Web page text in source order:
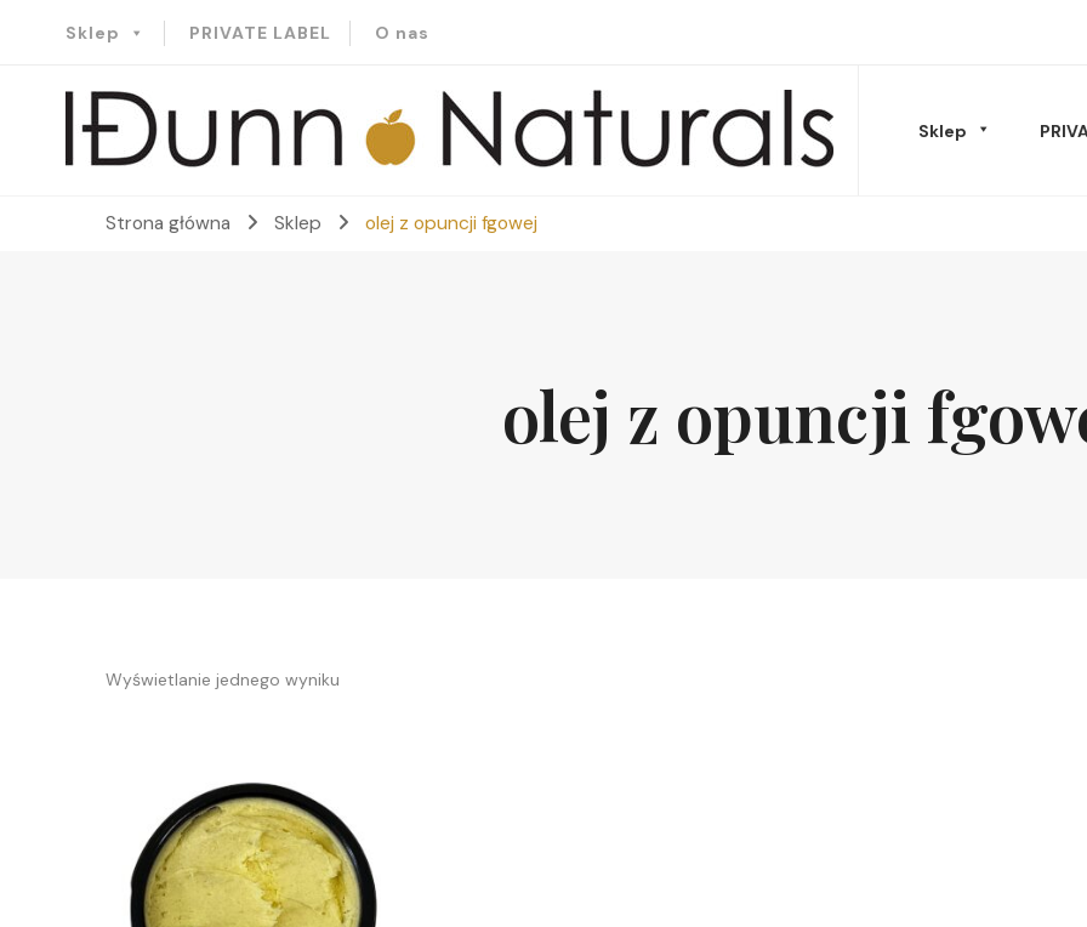
Sklep PRIVATE LABEL O nas
Idunn-Naturals Sklep
Strona główna Sklep olej z opuncji fgowej
olej z opuncji
Wyświetlanie jednego wyniku